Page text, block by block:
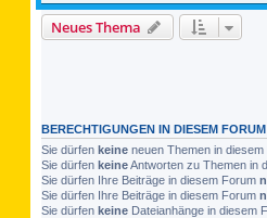
Neues Thema
BERECHTIGUNGEN IN DIESEM FORUM
Sie dürfen keine neuen Themen in diesem
Sie dürfen keineAntworten zu Themen in
Sie dürfen Ihre Beiträge in diesem Forum
Sie dürfen Ihre Beiträge in diesem Forum
Sie dürfen keine Dateianhänge in diesem